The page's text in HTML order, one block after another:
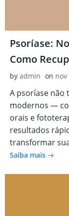
Psoríase:
Como
by admin on nov
A psoríase não
modernos —
orais e
resultados
transformar
Saiba mais